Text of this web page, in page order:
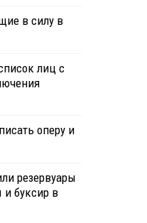
в силу в
лиц с
оперу и
резервуары
буксир в